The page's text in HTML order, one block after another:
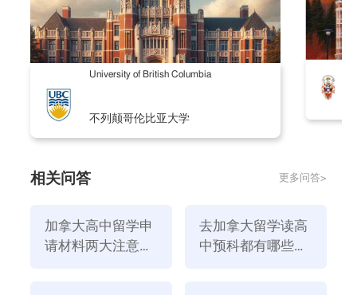
加拿大部分名校除了需要很高的英语成绩外，还要
求学生提供优 秀的高考成绩，而中国的高中生课业繁
重，没有充足时间和充分的把握同时拿到英语及高考的
高分，因此到加拿大完成高中并获得加拿大高中毕业文
凭后再申请大学本科不失为一个很好的选择。
2、加拿大高中留学读预科不用参加高考就能申请加拿
同时，由于加拿大没有高考，学生凭借高中毕业成
七十会参考平时的作业、测验甚至出勤率，而非一次考
试定乾坤，因此只要是认真努力学习的学生，有很多都
University of British Columbia
不列颠哥伦比亚大学
相关问答 更多问答>
加拿大高中留学申
请材料两大注意事
去加拿大留学读高
中预科都有哪些好